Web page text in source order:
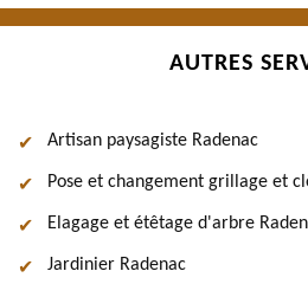
AUTRES
Artisan paysagiste Radenac
Pose et changement grillage et
Elagage et étêtage d'arbre
Jardinier Radenac